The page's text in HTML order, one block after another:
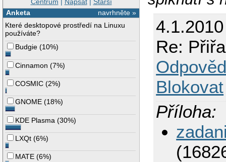
navrhněte »
Anketa
Které desktopové prostředí na Linuxu
používáte?
Budgie (10%)
Cinnamon (7%)
COSMIC (2%)
GNOME (18%)
KDE Plasma (30%)
LXQt (6%)
MATE (6%)
Re:
Blokovat
Příloha: